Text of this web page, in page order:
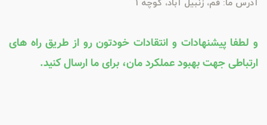
آدرس ما: قم، زنبیل آباد، کوچه 1
و لطفا پیشنهادات و انتقادات خودتون رو از طریق راه های
ارتباطی جهت بهبود عملکرد مان، برای ما ارسال کنید.